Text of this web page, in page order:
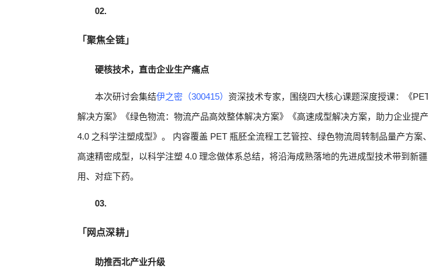
02.
「聚焦全链」
硬核技术，直击企业生产痛点
本次研讨会集结伊之密（300415） 资深技术专家，围绕四大核心课题深度授课：《
解决方案》《绿色物流：物流产品高效整体解决方案》《高速成型解决方案，助力企业提
4.0 之科学注塑成型》。 内容覆盖 PET 瓶胚全流程工艺管控、绿色物流周转制品量产方案
高速精密成型，以科学注塑 4.0 理念做体系总结，将沿海成熟落地的先进成型技术带到新
用、对症下药。
03.
「网点深耕」
助推西北产业升级